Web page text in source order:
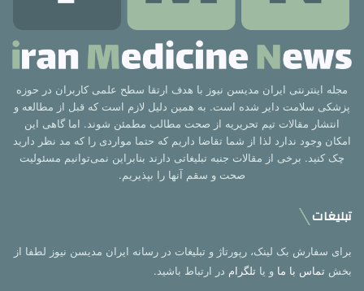
مجله اینترنتی ایران مدیسن نیوز با هدف ارتقا سطح علمی کاربران در حوزه
پزشکی سلامت دایر شده است. به همین دلیل لازم است که قبل از مطالعه و
انتشار مقالات تیم تحریریه از صحت مطالب مطمئن شوند. اما گاهی این
امکان وجود ندارد لذا از شما تقاضا داریم که حتما مواردی را که مد نظر دارید
چک کنید. برخی از مقالات جنبه تبلیغاتی دارند بنابراین نمی‌توانیم مسئولیت
صحت و سقم آنها را بپذیریم.
تبلیغات
برای سفارش بک لینک، رپورتاژ و تبلیغات در رسانه ایران مدیسن نیوز لطفا از
بخش تماس با ما و یا تلگرام در ارتباط باشید.